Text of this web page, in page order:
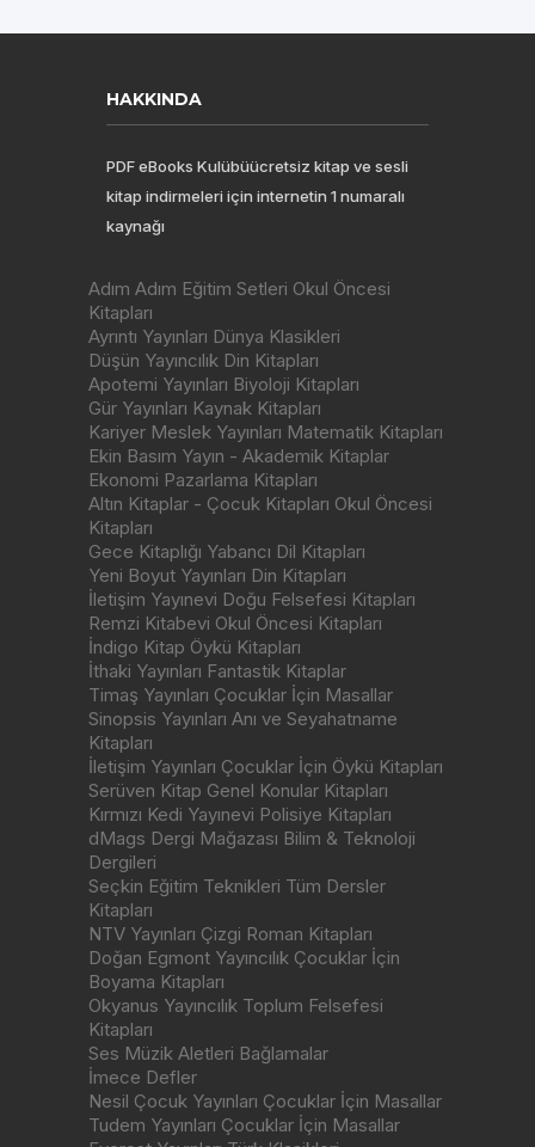
HAKKINDA
PDF eBooks Kulübüücretsiz kitap ve sesli
kitap indirmeleri için internetin 1 numaralı
kaynağı
Adım Adım Eğitim Setleri Okul Öncesi
Kitapları
Ayrıntı Yayınları Dünya Klasikleri
Düşün Yayıncılık Din Kitapları
Apotemi Yayınları Biyoloji Kitapları
Gür Yayınları Kaynak Kitapları
Kariyer Meslek Yayınları Matematik Kitapları
Ekin Basım Yayın - Akademik Kitaplar
Ekonomi Pazarlama Kitapları
Altın Kitaplar - Çocuk Kitapları Okul Öncesi
Kitapları
Gece Kitaplığı Yabancı Dil Kitapları
Yeni Boyut Yayınları Din Kitapları
İletişim Yayınevi Doğu Felsefesi Kitapları
Remzi Kitabevi Okul Öncesi Kitapları
İndigo Kitap Öykü Kitapları
İthaki Yayınları Fantastik Kitaplar
Timaş Yayınları Çocuklar İçin Masallar
Sinopsis Yayınları Anı ve Seyahatname
Kitapları
İletişim Yayınları Çocuklar İçin Öykü Kitapları
Serüven Kitap Genel Konular Kitapları
Kırmızı Kedi Yayınevi Polisiye Kitapları
dMags Dergi Mağazası Bilim & Teknoloji
Dergileri
Seçkin Eğitim Teknikleri Tüm Dersler
Kitapları
NTV Yayınları Çizgi Roman Kitapları
Doğan Egmont Yayıncılık Çocuklar İçin
Boyama Kitapları
Okyanus Yayıncılık Toplum Felsefesi
Kitapları
Ses Müzik Aletleri Bağlamalar
İmece Defler
Nesil Çocuk Yayınları Çocuklar İçin Masallar
Tudem Yayınları Çocuklar İçin Masallar